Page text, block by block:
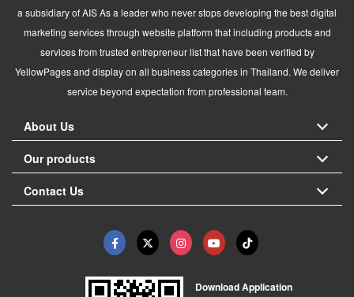
a subsidiary of AIS As a leader who never stops developing the best digital
marketing services through website platform that including products and
services from trusted entrepreneur list that have been verified by
YellowPages and display on all business categories in Thailand. We deliver
service beyond expectation from professional team.
About Us
Our products
Contact Us
Download Application